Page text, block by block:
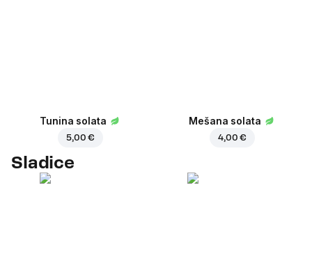
Tunina solata
5,00 €
Mešana solata
4,00 €
Sladice